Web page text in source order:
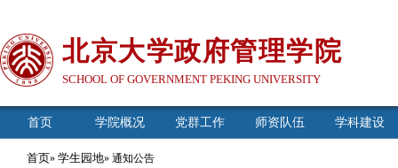
北京大学政府管理学院
SCHOOL OF GOVERNMENT PEKING UNIVERSITY
首页 学院概况 党群工作 师资队伍 学科建设
首页» 学生园地» 通知公告